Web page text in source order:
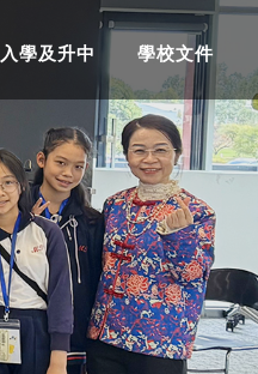
入學及升中 學校文件